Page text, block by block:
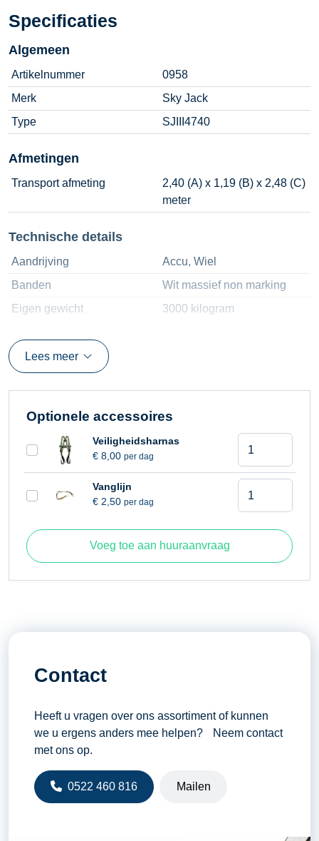
Specificaties
Algemeen
Artikelnummer
0958
Merk
Sky Jack
Type
SJIII4740
Afmetingen
Transport afmeting
2,40 (A) x 1,19 (B) x 2,48 (C)
meter
Technische details
Aandrijving
Accu, Wiel
Banden
Wit massief non marking
Eigen gewicht
3000 kilogram
Hefvermogen
Platform afmetingen
1,06 (G) x 2,19 (H) meter
Platform uitschuifbaar
0,90 meter (I)
Platform hoogte
11,80 (F) meter
Werkhoogte
Lees meer
Optionele accessoires
Veiligheidsharnas
€8,00 per dag
meter
aantal
Vanglijn
€2,50 per dag
13,80
Voeg toe aan huuraanvraag
Contact
Heeft u vragen over ons assortiment of kunnen
we u ergens anders mee helpen? Neem contact
met ons op.
0522 460 816 Mailen